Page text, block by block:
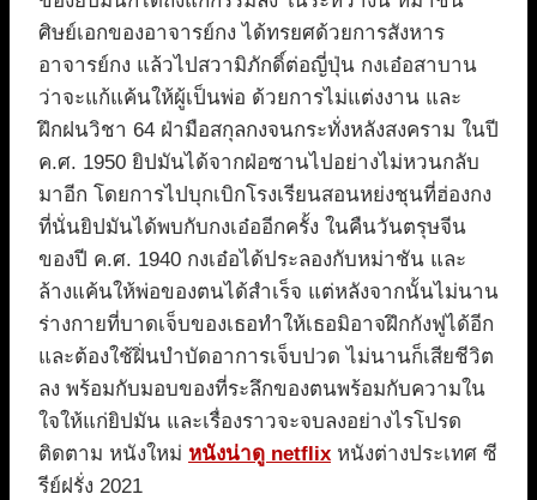
ศิษย์เอกของอาจารย์กง ได้ทรยศด้วยการสังหาร
อาจารย์กง แล้วไปสวามิภักดิ์ต่อญี่ปุ่น กงเอ๋อสาบาน
ว่าจะแก้แค้นให้ผู้เป็นพ่อ ด้วยการไม่แต่งงาน และ
ฝึกฝนวิชา 64 ฝ่ามือสกุลกงจนกระทั่งหลังสงคราม ในปี
ค.ศ. 1950 ยิปมันได้จากฝ่อซานไปอย่างไม่หวนกลับ
มาอีก โดยการไปบุกเบิกโรงเรียนสอนหย่งชุนที่ฮ่องกง
ที่นั่นยิปมันได้พบกับกงเอ๋ออีกครั้ง ในคืนวันตรุษจีน
ของปี ค.ศ. 1940 กงเอ๋อได้ประลองกับหม่าชัน และ
ล้างแค้นให้พ่อของตนได้สำเร็จ แต่หลังจากนั้นไม่นาน
ร่างกายที่บาดเจ็บของเธอทำให้เธอมิอาจฝึกกังฟูได้อีก
และต้องใช้ฝิ่นบำบัดอาการเจ็บปวด ไม่นานก็เสียชีวิต
ลง พร้อมกับมอบของที่ระลึกของตนพร้อมกับความใน
ใจให้แก่ยิปมัน และเรื่องราวจะจบลงอย่างไรโปรด
ติดตาม หนังใหม่ หนังน่าดู netflix หนังต่างประเทศ ซี
รีย์ฝรั่ง 2021